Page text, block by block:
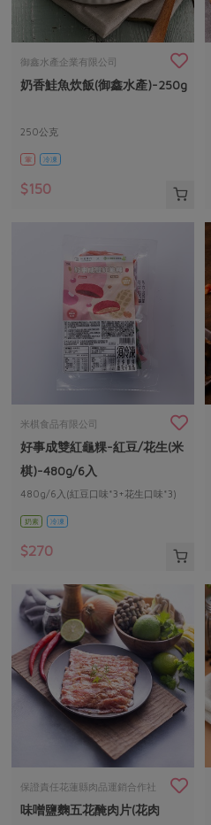
御鑫水產企業有限公司
奶香鮭魚炊飯(御鑫水產)-250g
250公克
葷 冷凍
$150
米棋食品有限公司
好事成雙紅龜粿-紅豆/花生(米
棋)-480g/6入
480g/6入(紅豆口味*3+花生口味*3)
奶素 冷凍
$270
保證責任花蓮縣肉品運銷合作社
味噌鹽麴五花醃肉片(花肉